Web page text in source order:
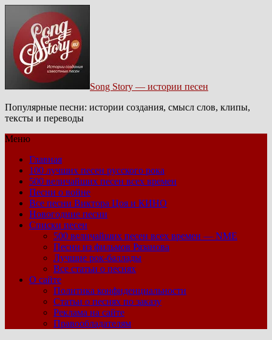
Song Story — истории песен
Популярные песни: истории создания, смысл слов, клипы,
тексты и переводы
Меню
Главная
100 лучших песен русского рока
500 величайших песен всех времен
Песни о войне
Все песни Виктора Цоя и КИНО
Новогодние песни
Списки песен
500 величайших песен всех времен — NME
Песни из фильмов Рязанова
Лучшие рок-баллады
Все статьи о песнях
О сайте
Политика конфиденциальности
Статьи о песнях по заказу
Реклама на сайте
Правообладателям